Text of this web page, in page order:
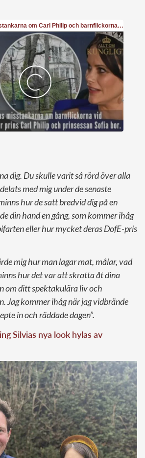
dig. Du skulle varit så rörd över alla
med mig under de senaste
hur de satt bredvid dig på en
din hand en gång, som kommer ihåg
eller hur mycket deras DofE-pris
mig hur man lagar mat, målar, vad
hur det var att skratta åt dina
om ditt spektakulära liv och
Jag kommer ihåg när jag vidbrände
in och räddade dagen”.
Silvias nya look hylas av